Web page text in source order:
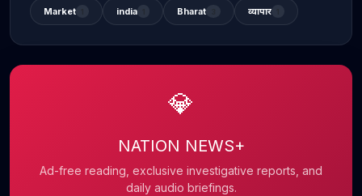
Market india Bharat व्यापार
💎
NATION NEWS+
Ad-free reading, exclusive investigative reports, and
daily audio briefings.